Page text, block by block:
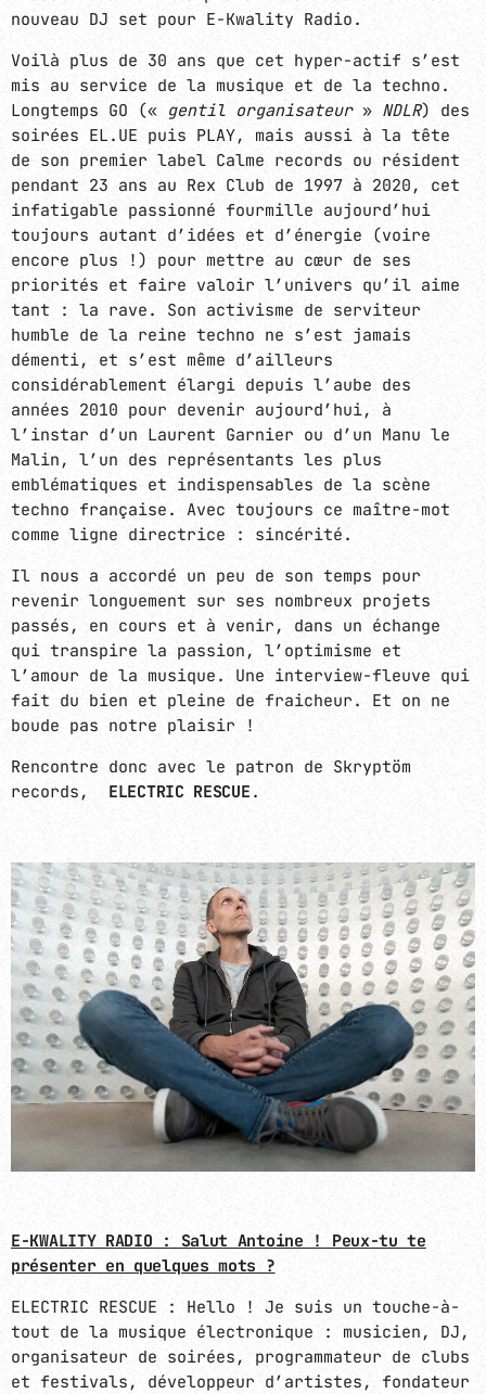
E-Kwality Radio - Electronic Kwality Music
EN COURS DE LECTURE
HEAVY TECHNO / INDUSTRIAL
RAVEHOUSE
22:30 - 00:00
RAVEHOUSE
5h00 du matin… Votre festival préféré bat son
plein, les artistes s’enchaînent sur les
différentes scènes et lâchent les chiens pour
finir cette nuit en apothéose, avant les
premiers rayons de soleil. Sélection
industrial et heavy techno.
close
PROGRAMMATION E-KWALITY À VENIR
DEEPER IN THE NIGHT
DEEP & INTROSPECTIVE ELECTRONIC
00:00 - 06:00
COFFEE TIME
AMBIENT / DOWNTEMPO / TRIP-HOP
nouveau DJ set pour E-Kwality Radio.
Voilà plus de 30 ans que cet hyper-actif s’est
mis au service de la musique et de la techno.
Longtemps GO (« gentil organisateur» NDLR) des
soirées EL.UE puis PLAY, mais aussi à la tête
de son premier label Calme records ou résident
pendant 23 ans au Rex Club de 1997 à 2020, cet
infatigable passionné fourmille aujourd’hui
toujours autant d’idées et d’énergie (voire
encore plus !) pour mettre au cœur de ses
priorités et faire valoir l’univers qu’il aime
tant : la rave. Son activisme de serviteur
humble de la reine techno ne s’est jamais
démenti, et s’est même d’ailleurs
considérablement élargi depuis l’aube des
années 2010 pour devenir aujourd’hui, à
l’instar d’un Laurent Garnier ou d’un Manu le
Malin, l’un des représentants les plus
emblématiques et indispensables de la scène
techno française. Avec toujours ce maître-mot
comme ligne directrice : sincérité.
Il nous a accordé un peu de son temps pour
revenir longuement sur ses nombreux projets
passés, en cours et à venir, dans un échange
qui transpire la passion, l’optimisme et
l’amour de la musique. Une interview-fleuve qui
fait du bien et pleine de fraicheur. Et on ne
boude pas notre plaisir !
Rencontre donc avec le patron de Skryptöm
records, ELECTRIC RESCUE .
E-KWALITY RADIO : Salut Antoine ! Peux-tu te
présenter en quelques mots ?
ELECTRIC RESCUE : Hello ! Je suis un touche-à-
tout de la musique électronique : musicien, DJ,
organisateur de soirées, programmateur de clubs
et festivals, développeur d’artistes, fondateur